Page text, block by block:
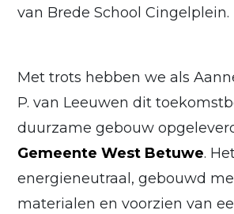
van Brede School Cingelplein.
Met trots hebben we als
P. van Leeuwen dit
duurzame gebouw
Gemeente West Betuwe.
energieneutraal, gebouwd
materialen en voorzien van